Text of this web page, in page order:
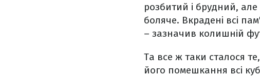
розбитий і брудний,
боляче. Вкрадені всі
– зазначив колишній
Та все ж таки сталося
його помешкання всі